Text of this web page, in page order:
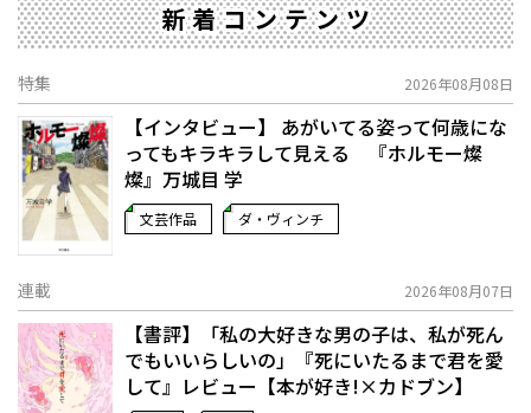
新着コンテンツ
特集 2026年08月08日
【インタビュー】 あがいてる姿って何歳にな
ってもキラキラして見える 『ホルモー燦
燦』万城目 学
文芸作品 ダ・ヴィンチ
連載 2026年08月07日
【書評】「私の大好きな男の子は、私が死ん
でもいいらしいの」――『死にいたるまで君を愛
して』レビュー【本が好き!×カドブン】